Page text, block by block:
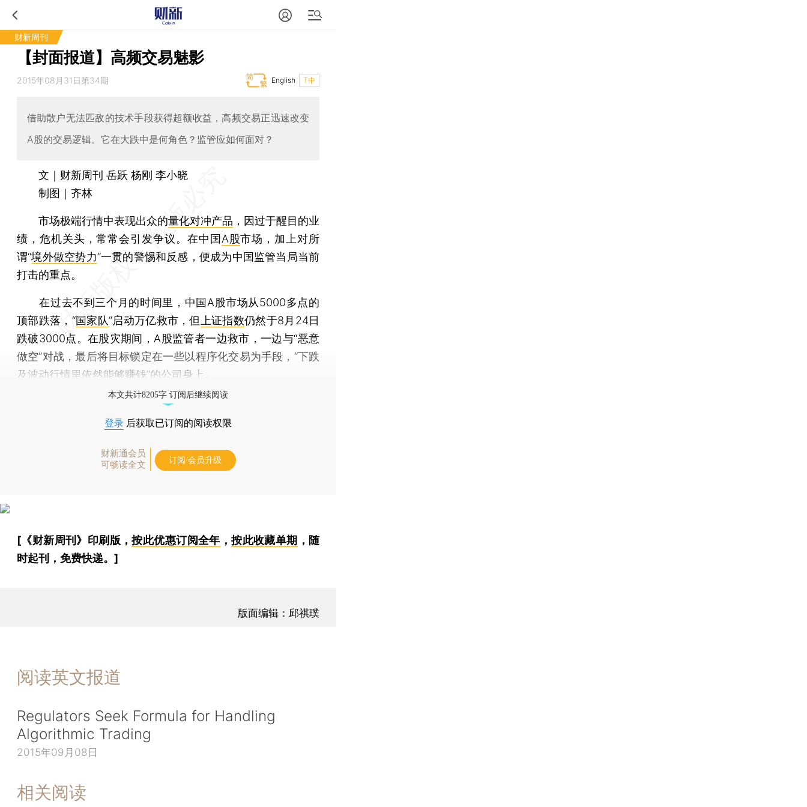
财新周刊
【封面报道】高频交易魅影
2015年08月31日第34期 T中
English
借助散户无法匹敌的技术手段获得超额收益，高频交易正迅速改变
A股的交易逻辑。它在大跌中是何角色？监管应如何面对？
文｜财新周刊 岳跃 杨刚 李小晓
制图｜齐林
市场极端行情中表现出众的量化对冲产品 ，因过于醒目的业
绩，危机关头，常常会引发争议。在中国A股市场，加上对所
谓“境外做空势力”一贯的警惕和反感，便成为中国监管当局当前
打击的重点。
在过去不到三个月的时间里，中国A股市场从5000多点的
顶部跌落，“国家队”启动万亿救市，但 上证指数仍然于8月24日
跌破3000点。在股灾期间，A股监管者一边救市，一边与“恶意
做空”对战，最后将目标锁定在一些以程序化交易为手段，“下跌
及波动行情里依然能够赚钱”的公司身上。
本文共计8205字 订阅后继续阅读
登录 后获取已订阅的阅读权限
财新通会员
可畅读全文
订阅/会员升级
[《财新周刊》印刷版，按此优惠订阅全年 ，按此收藏单期 ，随
时起刊，免费快递。]
版面编辑：邱祺璞
阅读英文报道
Regulators Seek Formula for Handling
Algorithmic Trading
2015年09月08日
相关阅读